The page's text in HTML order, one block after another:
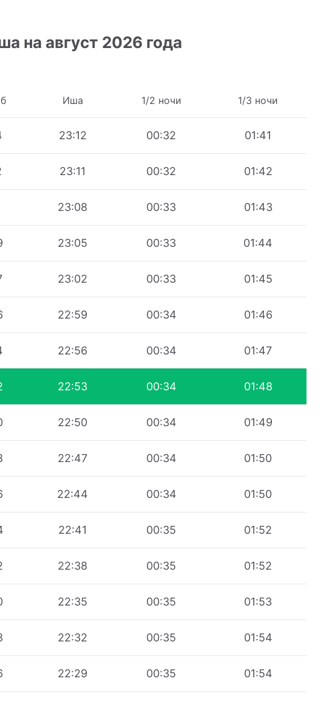
на август 2026 года
Иша 1/2 ночи 1/3 ночи
23:12 00:32 01:41
23:11 00:32 01:42
23:08 00:33 01:43
23:05 00:33 01:44
23:02 00:33 01:45
22:59 00:34 01:46
22:56 00:34 01:47
22:53 00:34 01:48
22:50 00:34 01:49
22:47 00:34 01:50
22:44 00:34 01:50
22:41 00:35 01:52
22:38 00:35 01:52
22:35 00:35 01:53
22:32 00:35 01:54
22:29 00:35 01:54